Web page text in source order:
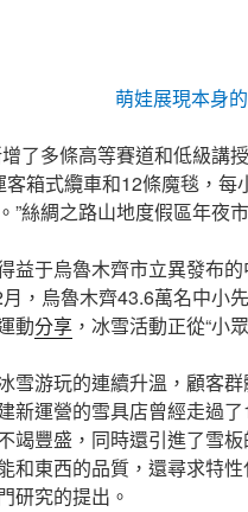
萌娃展現本身
了多條高等賽道和低級講
箱式纜車和12條魔毯，
”絲綢之路山地度假區年夜
益于烏魯木齊市立異發布
，烏魯木齊43.6萬名中小
動分享 ，冰雪活動正從“小
雪游玩的連續升溫，顧客
新運營的雪具店曾經走過
竭豐盛，同時還引進了雪
和東西的品質，還尋求特
研究的提出。